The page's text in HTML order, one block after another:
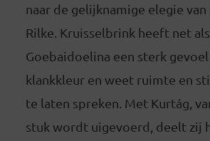
naar de gelijknamige elegie van
Rilke. Kruisselbrink heeft net als
Goebaidoelina een sterk
klankkleur en weet ruimte en
te laten spreken. Met Kurtág,
stuk wordt uigevoerd, deelt zij